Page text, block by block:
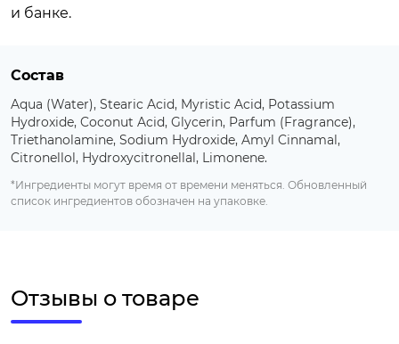
и банке.
Состав
Aqua (Water), Stearic Acid, Myristic Acid, Potassium
Hydroxide, Coconut Acid, Glycerin, Parfum (Fragrance),
Triethanolamine, Sodium Hydroxide, Amyl Cinnamal,
Citronellol, Hydroxycitronellal, Limonene.
*Ингредиенты могут время от времени меняться. Обновленный
список ингредиентов обозначен на упаковке.
Отзывы о товаре